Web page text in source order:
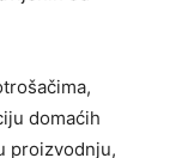
domaćih
proizvodnju,